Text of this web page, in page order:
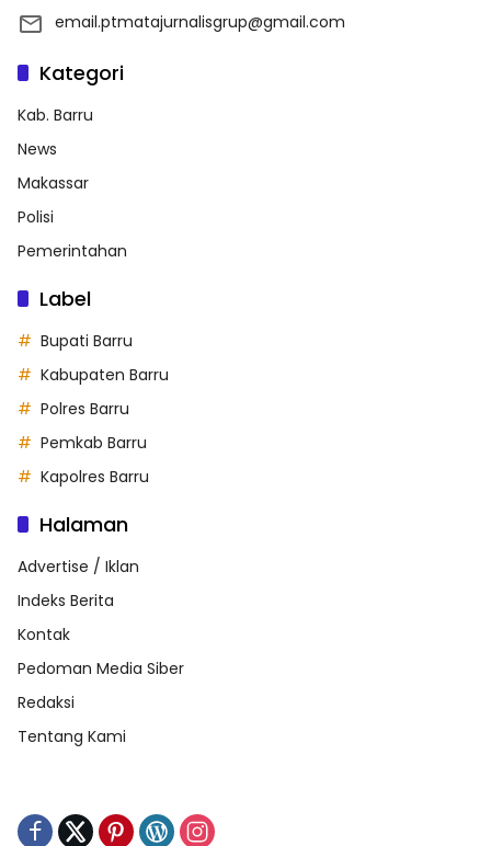
email.ptmatajurnalisgrup@gmail.com
Kategori
Kab. Barru
News
Makassar
Polisi
Pemerintahan
Label
Bupati Barru
Kabupaten Barru
Polres Barru
Pemkab Barru
Kapolres Barru
Halaman
Advertise / Iklan
Indeks Berita
Kontak
Pedoman Media Siber
Redaksi
Tentang Kami